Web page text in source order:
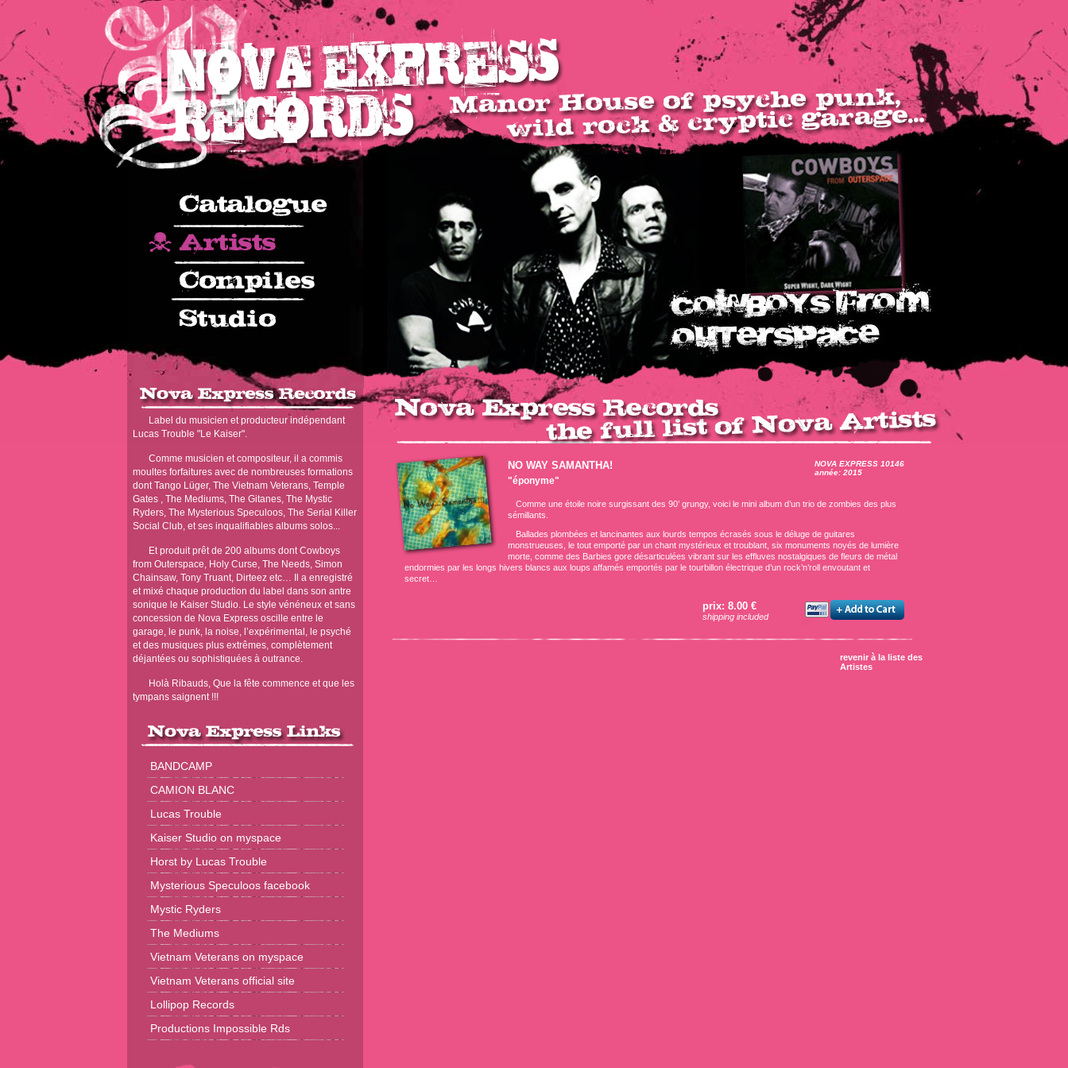
Label du musicien et producteur indépendant
Lucas Trouble "Le Kaiser".
Comme musicien et compositeur, il a commis
moultes forfaitures avec de nombreuses formations
dont Tango Lüger, The Vietnam Veterans, Temple
Gates , The Mediums, The Gitanes, The Mystic
Ryders, The Mysterious Speculoos, The Serial Killer
Social Club, et ses inqualifiables albums solos...
Et produit prêt de 200 albums dont Cowboys
from Outerspace, Holy Curse, The Needs, Simon
Chainsaw, Tony Truant, Dirteez etc… Il a enregistré
et mixé chaque production du label dans son antre
sonique le Kaiser Studio. Le style vénéneux et sans
concession de Nova Express oscille entre le
garage, le punk, la noise, l’expérimental, le psyché
et des musiques plus extrêmes, complètement
déjantées ou sophistiquées à outrance.
Holà Ribauds, Que la fête commence et que les
tympans saignent !!!
BANDCAMP
CAMION BLANC
Lucas Trouble
Kaiser Studio on myspace
Horst by Lucas Trouble
Mysterious Speculoos facebook
Mystic Ryders
The Mediums
Vietnam Veterans on myspace
Vietnam Veterans official site
Lollipop Records
Productions Impossible Rds
NOVA EXPRESS 10146
année: 2015
NO WAY SAMANTHA!
"éponyme"
Comme une étoile noire surgissant des 90’ grungy, voici le mini album d’un trio de zombies des plus
sémillants.
Ballades plombées et lancinantes aux lourds tempos écrasés sous le déluge de guitares
monstrueuses, le tout emporté par un chant mystérieux et troublant, six monuments noyés de lumière
morte, comme des Barbies gore désarticulées vibrant sur les effluves nostalgiques de fleurs de métal
endormies par les longs hivers blancs aux loups affamés emportés par le tourbillon électrique d’un rock’n’roll envoutant et
secret…
prix: 8.00 €
shipping included
revenir à la liste des
Artistes